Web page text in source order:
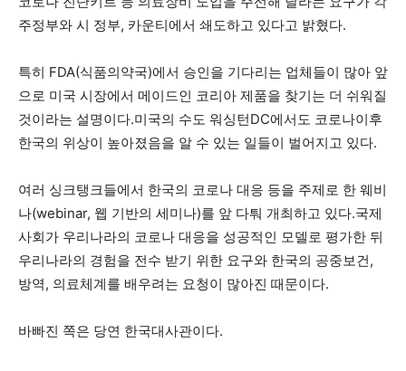
주정부와 시 정부, 카운티에서 쇄도하고 있다고 밝혔다.
특히 FDA(식품의약국)에서 승인을 기다리는 업체들이 많아 앞
으로 미국 시장에서 메이드인 코리아 제품을 찾기는 더 쉬워질
것이라는 설명이다.미국의 수도 워싱턴DC에서도 코로나이후
한국의 위상이 높아졌음을 알 수 있는 일들이 벌어지고 있다.
여러 싱크탱크들에서 한국의 코로나 대응 등을 주제로 한 웨비
나(webinar, 웹 기반의 세미나)를 앞 다퉈 개최하고 있다.국제
사회가 우리나라의 코로나 대응을 성공적인 모델로 평가한 뒤
우리나라의 경험을 전수 받기 위한 요구와 한국의 공중보건,
방역, 의료체계를 배우려는 요청이 많아진 때문이다.
바빠진 쪽은 당연 한국대사관이다.